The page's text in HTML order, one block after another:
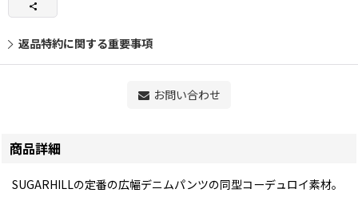
返品特約に関する重要事項
お問い合わせ
商品詳細
SUGARHILLの定番の広幅デニムパンツの同型コーデュロイ素材。